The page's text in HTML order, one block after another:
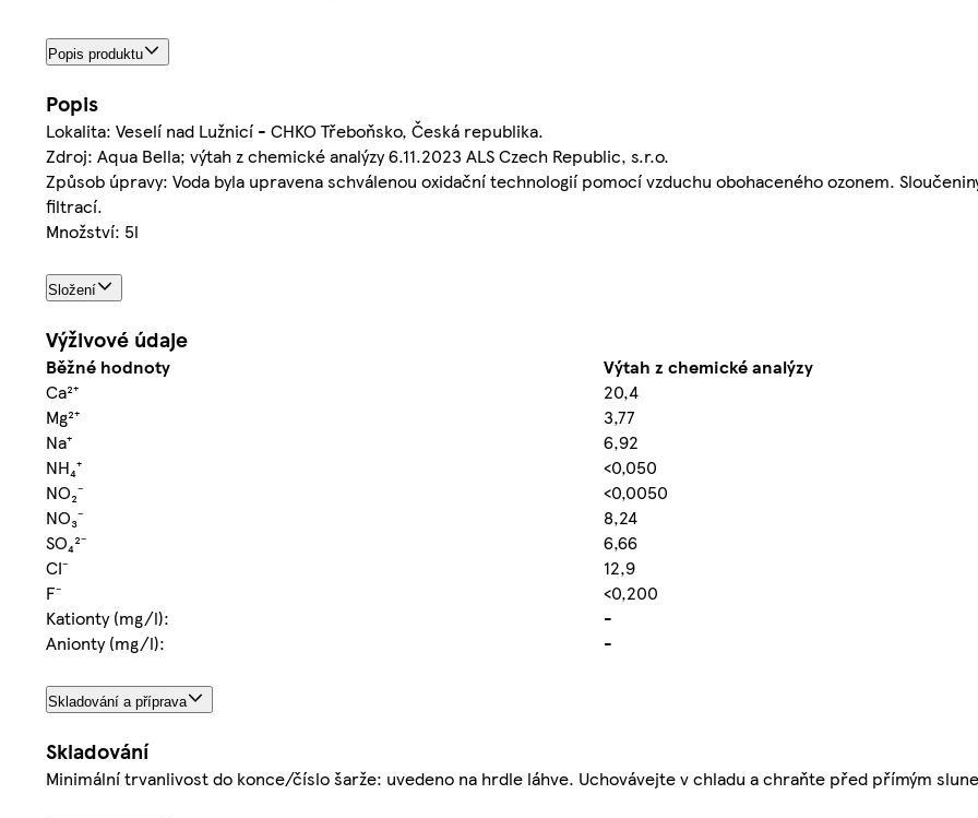
Popis produktu
Popis
Lokalita: Veselí nad Lužnicí - CHKO Třeboňsko, Česká republika.
Zdroj: Aqua Bella; výtah z chemické analýzy 6.11.2023 ALS Czech Republic, s.r.o.
Způsob úpravy: Voda byla upravena schválenou oxidační technologií pomocí vzduchu obohaceného ozonem.
filtrací.
Množství: 5l
Složení
Výživové údaje
Běžné hodnoty
Výtah z chemické analýzy
Ca²⁺
20,4
Mg²⁺
3,77
Na⁺
6,92
NH₄⁺
<0,050
NO₂⁻
<0,0050
NO₃⁻
8,24
SO₄²⁻
6,66
CI⁻
12,9
F⁻
<0,200
Kationty (mg/l):
-
Anionty (mg/l):
-
Skladování a příprava
Skladování
Minimální trvanlivost do konce/číslo šarže: uvedeno na hrdle láhve. Uchovávejte v chladu a chraňte před přímým